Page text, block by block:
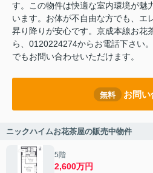
す。この物件は快適な室内環境が魅
います。お体が不自由な方でも、エ
昇り降りが安心です。京成本線お花
ら、0120224274からお電話下さい
でもお問い合わせいただけます。
無料 お問い
ニックハイムお花茶屋の販売中物件
5階
2,600万円